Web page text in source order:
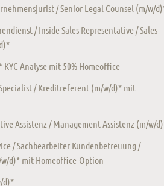
/ Senior Legal Counsel (m/w/
/ Inside Sales Representative / Sales
Analyse mit 50% Homeoffice
/ Kreditreferent (m/w/d)* mit
Assistenz / Management Assistenz (m/w/
/ Sachbearbeiter Kundenbetreuung /
d)* mit Homeoffice-Option
d)*